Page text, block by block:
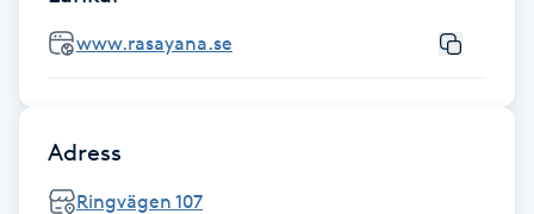
Hårvård
Hälsa
www.rasayana.se
Adress
Ringvägen 107